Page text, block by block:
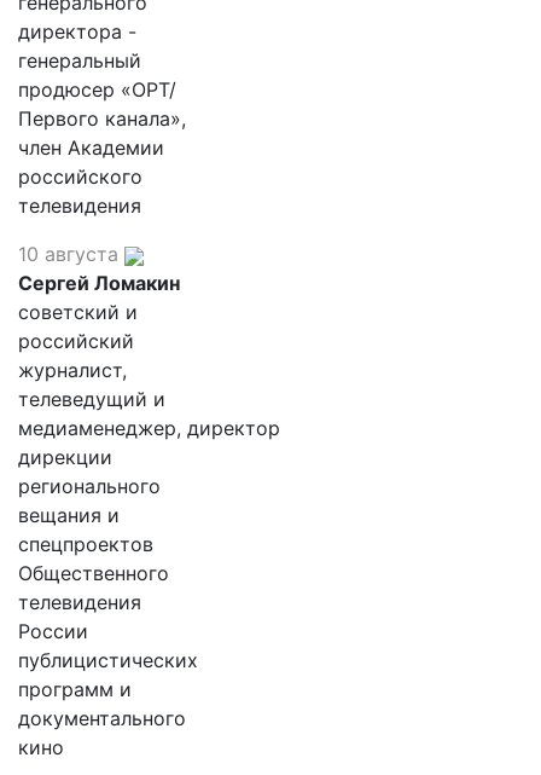
директора -
генеральный
продюсер «ОРТ/
Первого канала»,
член Академии
российского
телевидения
10 августа
Сергей Ломакин
советский и
российский
журналист,
телеведущий и
медиаменеджер, директор
дирекции
регионального
вещания и
спецпроектов
Общественного
телевидения
России
публицистических
программ и
документального
кино